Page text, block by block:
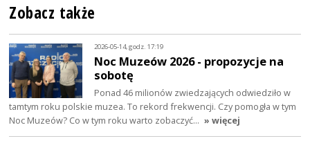
Zobacz także
2026-05-14, godz. 17:19
Noc Muzeów 2026 - propozycje na
sobotę
Ponad 46 milionów zwiedzających odwiedziło w
tamtym roku polskie muzea. To rekord frekwencji. Czy pomogła w tym
Noc Muzeów? Co w tym roku warto zobaczyć… » więcej